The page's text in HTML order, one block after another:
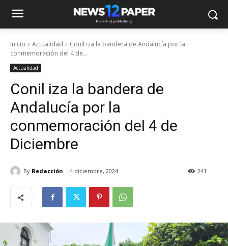
Inicio Actualidad
Conil iza la bandera de Andalucía por la
conmemoración del 4 de...
Actualidad
Conil iza la bandera de
Andalucía por la
conmemoración del 4 de
Diciembre
By Redacción 4 diciembre, 2024 241